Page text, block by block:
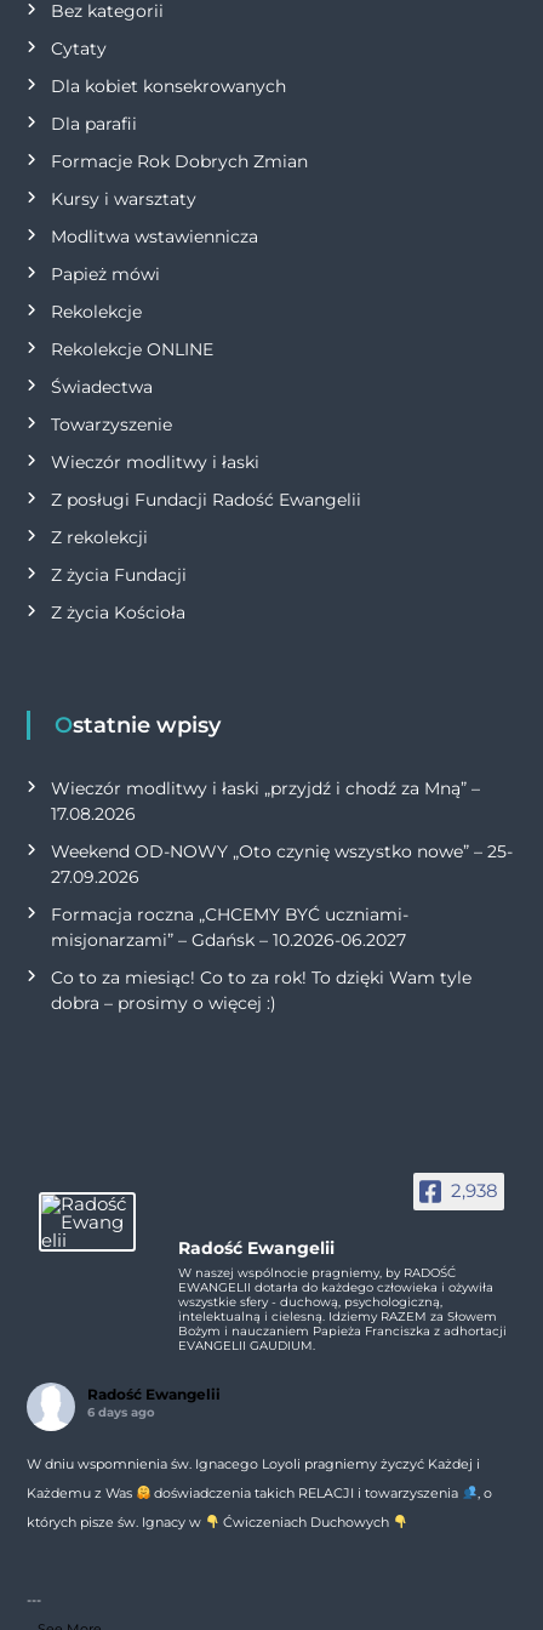
j
a
w
p
i
s
u
Bez kategorii
Cytaty
Dla kobiet konsekrowanych
Dla parafii
Formacje Rok Dobrych Zmian
Kursy i warsztaty
Modlitwa wstawiennicza
Papież mówi
Rekolekcje
Rekolekcje ONLINE
Świadectwa
Towarzyszenie
Wieczór modlitwy i łaski
Z posługi Fundacji Radość Ewangelii
Z rekolekcji
Z życia Fundacji
Z życia Kościoła
Ostatnie wpisy
Wieczór modlitwy i łaski „przyjdź i chodź za Mną” –
17.08.2026
Weekend OD-NOWY „Oto czynię wszystko nowe” – 25-
27.09.2026
Formacja roczna „CHCEMY BYĆ uczniami-
misjonarzami” – Gdańsk – 10.2026-06.2027
Co to za miesiąc! Co to za rok! To dzięki Wam tyle
dobra – prosimy o więcej :)
2,938
Radość Ewangelii
W naszej wspólnocie pragniemy, by RADOŚĆ
EWANGELII dotarła do każdego człowieka i ożywiła
wszystkie sfery - duchową, psychologiczną,
intelektualną i cielesną. Idziemy RAZEM za Słowem
Bożym i nauczaniem Papieża Franciszka z adhortacji
EVANGELII GAUDIUM.
Radość Ewangelii
6 days ago
W dniu wspomnienia św. Ignacego Loyoli pragniemy życzyć Każdej i
Każdemu z Was
doświadczenia takich RELACJI i towarzyszenia
, o
których pisze św. Ignacy w
Ćwiczeniach Duchowych
---